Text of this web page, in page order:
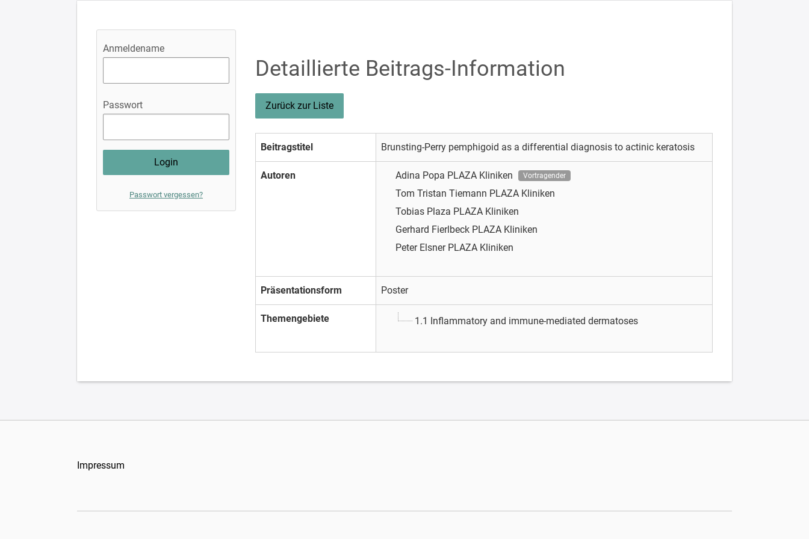
Anmeldename
Passwort
Passwort vergessen?
Detaillierte Beitrags-Information
Zurück zur Liste
Beitragstitel Brunsting-Perry pemphigoid as a differential diagnosis to actinic keratosis
Autoren Adina Popa PLAZA Kliniken Vortragender
Tom Tristan Tiemann PLAZA Kliniken
Tobias Plaza PLAZA Kliniken
Gerhard Fierlbeck PLAZA Kliniken
Peter Elsner PLAZA Kliniken
Präsentationsform Poster
Themengebiete 1.1 Inflammatory and immune-mediated dermatoses
Impressum